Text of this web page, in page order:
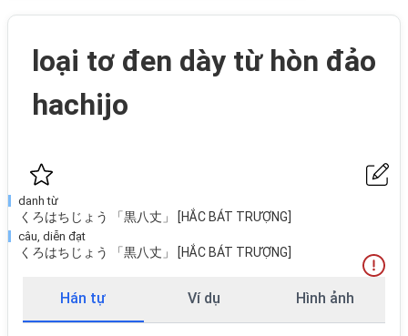
loại tơ đen dày từ hòn đảo
hachijo
danh từ
くろはちじょう 「黒八丈」 [HẮC BÁT TRƯỢNG]
câu, diễn đạt
くろはちじょう 「黒八丈」 [HẮC BÁT TRƯỢNG]
Hán tự Ví dụ Hình ảnh